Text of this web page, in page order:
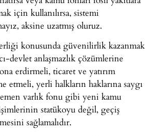
için kullanılırsa, sistemi
aksine uzatmış oluruz.
konusunda güvenilirlik kazanmak
devlet anlaşmazlık çözümlerine
erdirmeli, ticaret ve yatırım
etmeli, yerli halkların haklarına saygı
varlık fonu gibi yeni kamu
statükoyu değil, geçiş
sağlamalıdır.